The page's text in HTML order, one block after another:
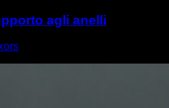
agli anelli